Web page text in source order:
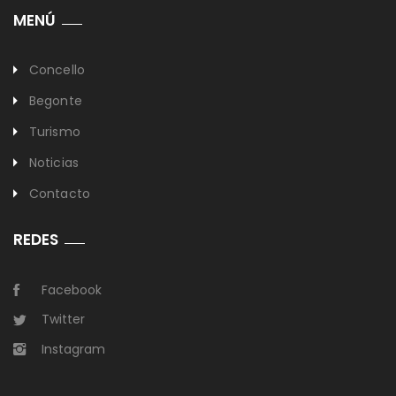
MENÚ
Concello
Begonte
Turismo
Noticias
Contacto
REDES
Facebook
Twitter
Instagram